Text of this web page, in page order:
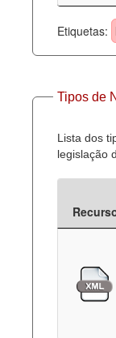
Etiquetas:
Tipos de
Lista dos
legislação